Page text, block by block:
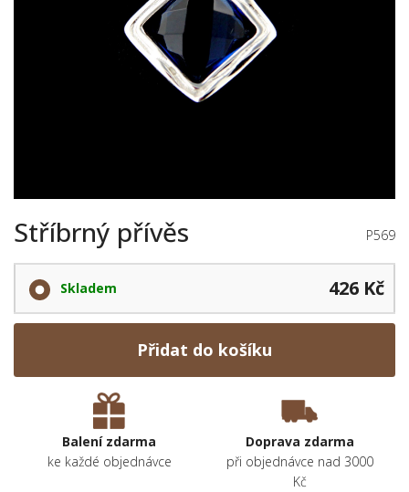
Stříbrný přívěs P569
Skladem 426 Kč
Přidat do košíku
Balení zdarma
ke každé objednávce
Doprava zdarma
při objednávce nad 3000
Kč